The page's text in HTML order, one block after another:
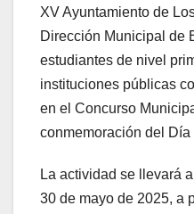
XV Ayuntamiento de
Dirección Municipal de
estudiantes de nivel
instituciones públicas
en el Concurso
conmemoración del
La actividad se llevará
30 de mayo de 2025, a